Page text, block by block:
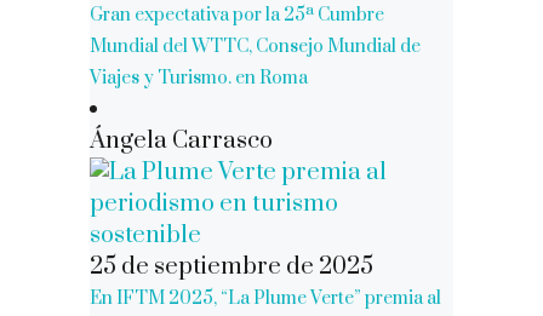
Gran expectativa por la 25ª Cumbre
Mundial del WTTC, Consejo Mundial de
Viajes y Turismo. en Roma
Ángela Carrasco
25 de septiembre de 2025
En IFTM 2025, “La Plume Verte” premia al